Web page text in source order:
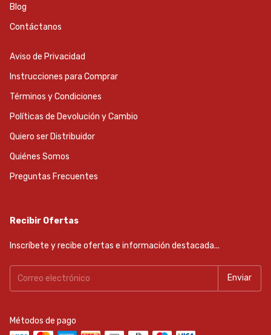
Blog
Contáctanos
Aviso de Privacidad
Instrucciones para Comprar
Términos y Condiciones
Políticas de Devolución y Cambio
Quiero ser Distribuidor
Quiénes Somos
Preguntas Frecuentes
Recibir Ofertas
Inscríbete y recibe ofertas e información destacada...
Métodos de pago